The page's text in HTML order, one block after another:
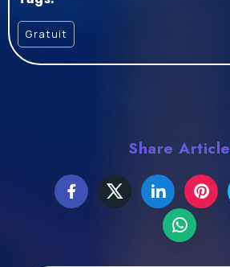
Gratuit
Share Article